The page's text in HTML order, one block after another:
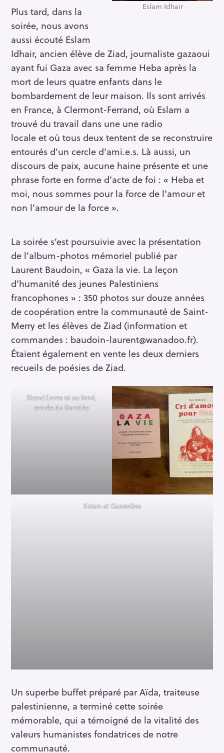
Eslam Idhair
Plus tard, dans la
soirée, nous avons
aussi écouté Eslam
Idhair, ancien élève de Ziad, journaliste gazaoui
ayant fui Gaza avec sa femme Heba après la
mort de leurs quatre enfants dans le
bombardement de leur maison. Ils sont arrivés
en France, à Clermont-Ferrand, où Eslam a
trouvé du travail dans une une radio
locale et où tous deux tentent de se reconstruire
entourés d’un cercle d’ami.e.s. Là aussi, un
discours de paix, aucune haine présente et une
phrase forte en forme d’acte de foi : « Heba et
moi, nous sommes pour la force de l’amour et
non l’amour de la force ».
La soirée s’est poursuivie avec la présentation
de l’album-photos mémoriel publié par
Laurent Baudoin, « Gaza la vie. La leçon
d’humanité des jeunes Palestiniens
francophones » : 350 photos sur douze années
de coopération entre la communauté de Saint-
Merry et les élèves de Ziad (information et
commandes : baudoin-laurent@wanadoo.fr).
Étaient également en vente les deux derniers
recueils de poésies de Ziad.
Stand Livres et au fond,
entrée du Dorothy
Eslam et Geneviève
Un superbe buffet préparé par Aïda, traiteuse
palestinienne, a terminé cette soirée
mémorable, qui a témoigné de la vitalité des
valeurs humanistes fondatrices de notre
communauté.
S
e
a
r
c
h
r
: